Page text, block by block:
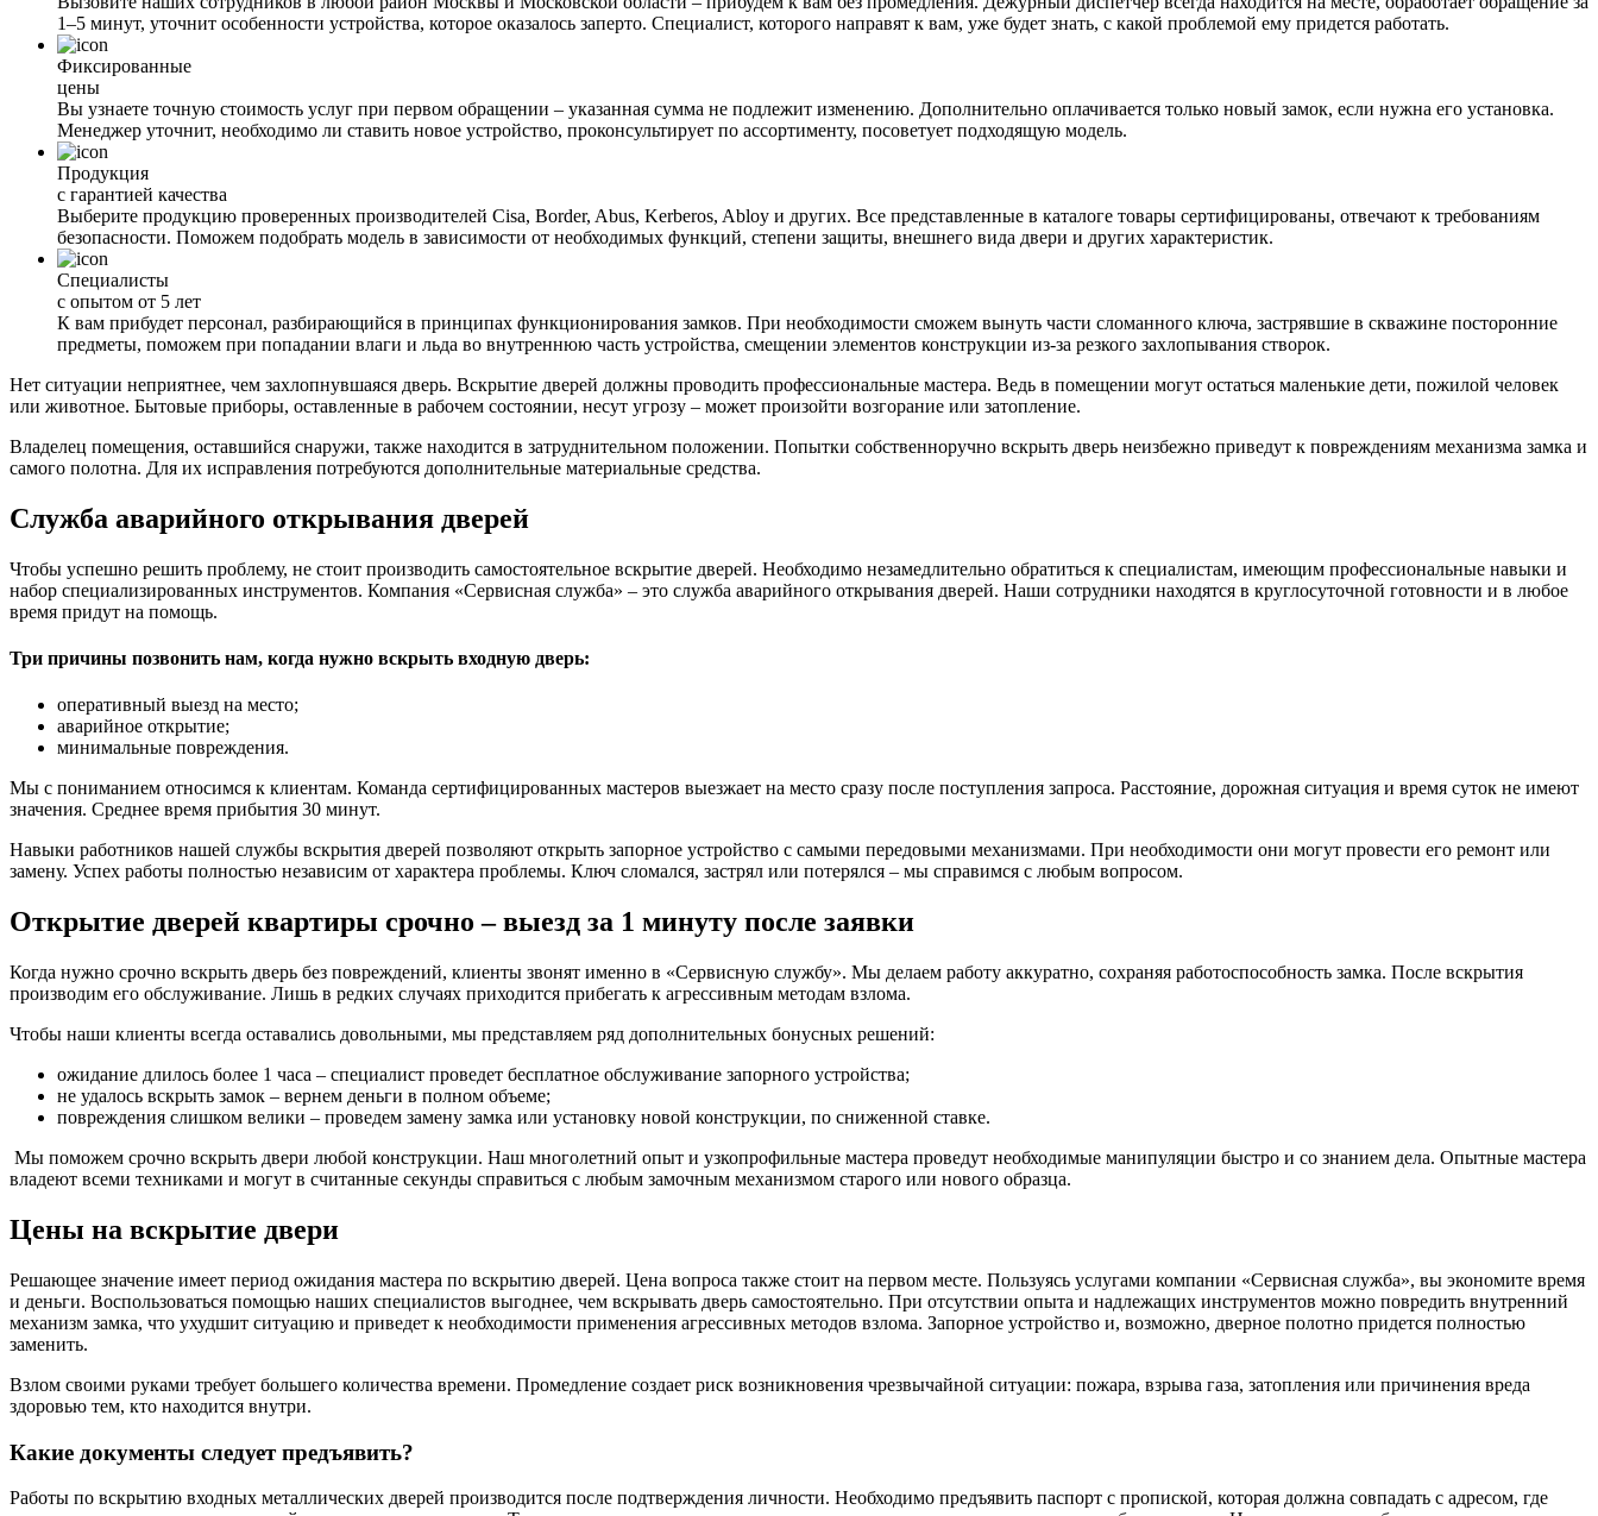
1–5 минут, уточнит особенности устройства, которое оказалось заперто. Специалист, которого направят к вам, уже будет знать, с какой проблемой ему придется работать.
Фиксированные
цены
Вы узнаете точную стоимость услуг при первом обращении – указанная сумма не подлежит изменению. Дополнительно оплачивается только новый замок, если нужна его установка.
Менеджер уточнит, необходимо ли ставить новое устройство, проконсультирует по ассортименту, посоветует подходящую модель.
Продукция
с гарантией качества
Выберите продукцию проверенных производителей Cisa, Border, Abus, Kerberos, Abloy и других. Все представленные в каталоге товары сертифицированы, отвечают к требованиям
безопасности. Поможем подобрать модель в зависимости от необходимых функций, степени защиты, внешнего вида двери и других характеристик.
Специалисты
с опытом от 5 лет
К вам прибудет персонал, разбирающийся в принципах функционирования замков. При необходимости сможем вынуть части сломанного ключа, застрявшие в скважине посторонние
предметы, поможем при попадании влаги и льда во внутреннюю часть устройства, смещении элементов конструкции из-за резкого захлопывания створок.
Нет ситуации неприятнее, чем захлопнувшаяся дверь. Вскрытие дверей должны проводить профессиональные мастера. Ведь в помещении могут остаться маленькие дети, пожилой человек
или животное. Бытовые приборы, оставленные в рабочем состоянии, несут угрозу – может произойти возгорание или затопление.
Владелец помещения, оставшийся снаружи, также находится в затруднительном положении. Попытки собственноручно вскрыть дверь неизбежно приведут к повреждениям механизма замка и
самого полотна. Для их исправления потребуются дополнительные материальные средства.
Служба аварийного открывания дверей
Чтобы успешно решить проблему, не стоит производить самостоятельное вскрытие дверей. Необходимо незамедлительно обратиться к специалистам, имеющим профессиональные навыки и
набор специализированных инструментов. Компания «Сервисная служба» – это служба аварийного открывания дверей. Наши сотрудники находятся в круглосуточной готовности и в любое
время придут на помощь.
Три причины позвонить нам, когда нужно вскрыть входную дверь:
оперативный выезд на место;
аварийное открытие;
минимальные повреждения.
Мы с пониманием относимся к клиентам. Команда сертифицированных мастеров выезжает на место сразу после поступления запроса. Расстояние, дорожная ситуация и время суток не имеют
значения. Среднее время прибытия 30 минут.
Навыки работников нашей службы вскрытия дверей позволяют открыть запорное устройство с самыми передовыми механизмами. При необходимости они могут провести его ремонт или
замену. Успех работы полностью независим от характера проблемы. Ключ сломался, застрял или потерялся – мы справимся с любым вопросом.
Открытие дверей квартиры срочно – выезд за 1 минуту после заявки
Когда нужно срочно вскрыть дверь без повреждений, клиенты звонят именно в «Сервисную службу». Мы делаем работу аккуратно, сохраняя работоспособность замка. После вскрытия
производим его обслуживание. Лишь в редких случаях приходится прибегать к агрессивным методам взлома.
Чтобы наши клиенты всегда оставались довольными, мы представляем ряд дополнительных бонусных решений:
ожидание длилось более 1 часа – специалист проведет бесплатное обслуживание запорного устройства;
не удалось вскрыть замок – вернем деньги в полном объеме;
повреждения слишком велики – проведем замену замка или установку новой конструкции, по сниженной ставке.
Мы поможем срочно вскрыть двери любой конструкции. Наш многолетний опыт и узкопрофильные мастера проведут необходимые манипуляции быстро и со знанием дела. Опытные мастера
владеют всеми техниками и могут в считанные секунды справиться с любым замочным механизмом старого или нового образца.
Цены на вскрытие двери
Решающее значение имеет период ожидания мастера по вскрытию дверей. Цена вопроса также стоит на первом месте. Пользуясь услугами компании «Сервисная служба», вы экономите время
и деньги. Воспользоваться помощью наших специалистов выгоднее, чем вскрывать дверь самостоятельно. При отсутствии опыта и надлежащих инструментов можно повредить внутренний
механизм замка, что ухудшит ситуацию и приведет к необходимости применения агрессивных методов взлома. Запорное устройство и, возможно, дверное полотно придется полностью
заменить.
Взлом своими руками требует большего количества времени. Промедление создает риск возникновения чрезвычайной ситуации: пожара, взрыва газа, затопления или причинения вреда
здоровью тем, кто находится внутри.
Какие документы следует предъявить?
Работы по вскрытию входных металлических дверей производится после подтверждения личности. Необходимо предъявить паспорт с пропиской, которая должна совпадать с адресом, где